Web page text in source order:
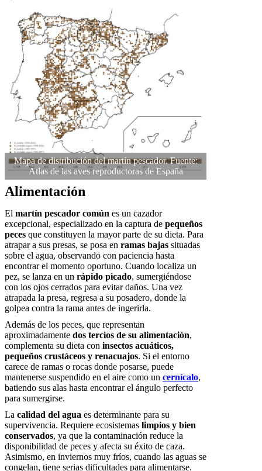
Mapa de distribución del martín pescador. Fuente:
Atlas de las aves reproductoras de España
Alimentación
El martín pescador común es un cazador
excepcional, especializado en la captura de pequeños
peces que constituyen la mayor parte de su dieta. Para
atrapar a sus presas, se posa en ramas bajas situadas
sobre el agua, observando con paciencia hasta
encontrar el momento oportuno. Cuando localiza un
pez, se lanza en un rápido picado, sumergiéndose
con los ojos cerrados para evitar daños. Una vez
atrapada la presa, regresa a su posadero, donde la
golpea contra la rama antes de ingerirla.
Además de los peces, que representan
aproximadamente dos tercios de su alimentación,
complementa su dieta con insectos acuáticos,
pequeños crustáceos y renacuajos. Si el entorno
carece de ramas o rocas donde posarse, puede
mantenerse suspendido en el aire como un cernícalo,
batiendo sus alas hasta encontrar el ángulo perfecto
para sumergirse.
La calidad del agua es determinante para su
supervivencia. Requiere ecosistemas limpios y bien
conservados, ya que la contaminación reduce la
disponibilidad de peces y afecta su éxito de caza.
Asimismo, en inviernos muy fríos, cuando las aguas se
congelan, tiene serias dificultades para alimentarse.